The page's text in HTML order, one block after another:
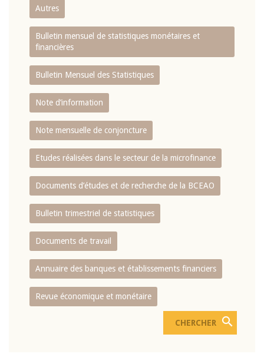
Autres
Bulletin mensuel de statistiques monétaires et
financières
Bulletin Mensuel des Statistiques
Note d’information
Note mensuelle de conjoncture
Etudes réalisées dans le secteur de la microfinance
Documents d’études et de recherche de la BCEAO
Bulletin trimestriel de statistiques
Documents de travail
Annuaire des banques et établissements financiers
Revue économique et monétaire